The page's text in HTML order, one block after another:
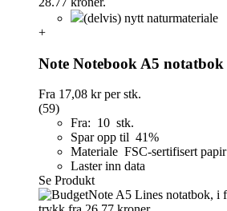
(delvis) nytt naturmateriale
+
Note Notebook A5 notatbok
Fra 17,08 krper stk.
(59)
Fra: 10 stk.
Spar opp til 41%
Materiale FSC-sertifisert papir
Laster inn data
Se Produkt